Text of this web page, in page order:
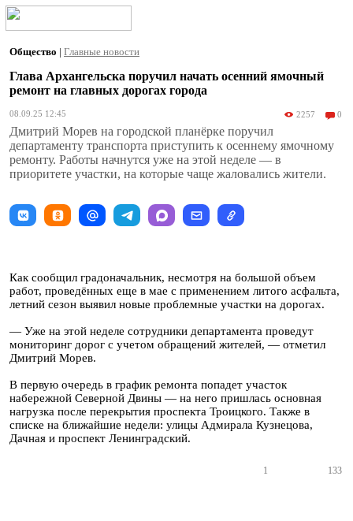
Общество | Главные новости
Глава Архангельска поручил начать осенний ямочный
ремонт на главных дорогах города
08.09.25 12:45 2257 0
Дмитрий Морев на городской планёрке поручил
департаменту транспорта приступить к осеннему ямочному
ремонту. Работы начнутся уже на этой неделе — в
приоритете участки, на которые чаще жаловались жители.
Как сообщил градоначальник, несмотря на большой объем
работ, проведённых еще в мае с применением литого асфальта,
летний сезон выявил новые проблемные участки на дорогах.
— Уже на этой неделе сотрудники департамента проведут
мониторинг дорог с учетом обращений жителей, — отметил
Дмитрий Морев.
В первую очередь в график ремонта попадет участок
набережной Северной Двины — на него пришлась основная
нагрузка после перекрытия проспекта Троицкого. Также в
списке на ближайшие недели: улицы Адмирала Кузнецова,
Дачная и проспект Ленинградский.
1 133